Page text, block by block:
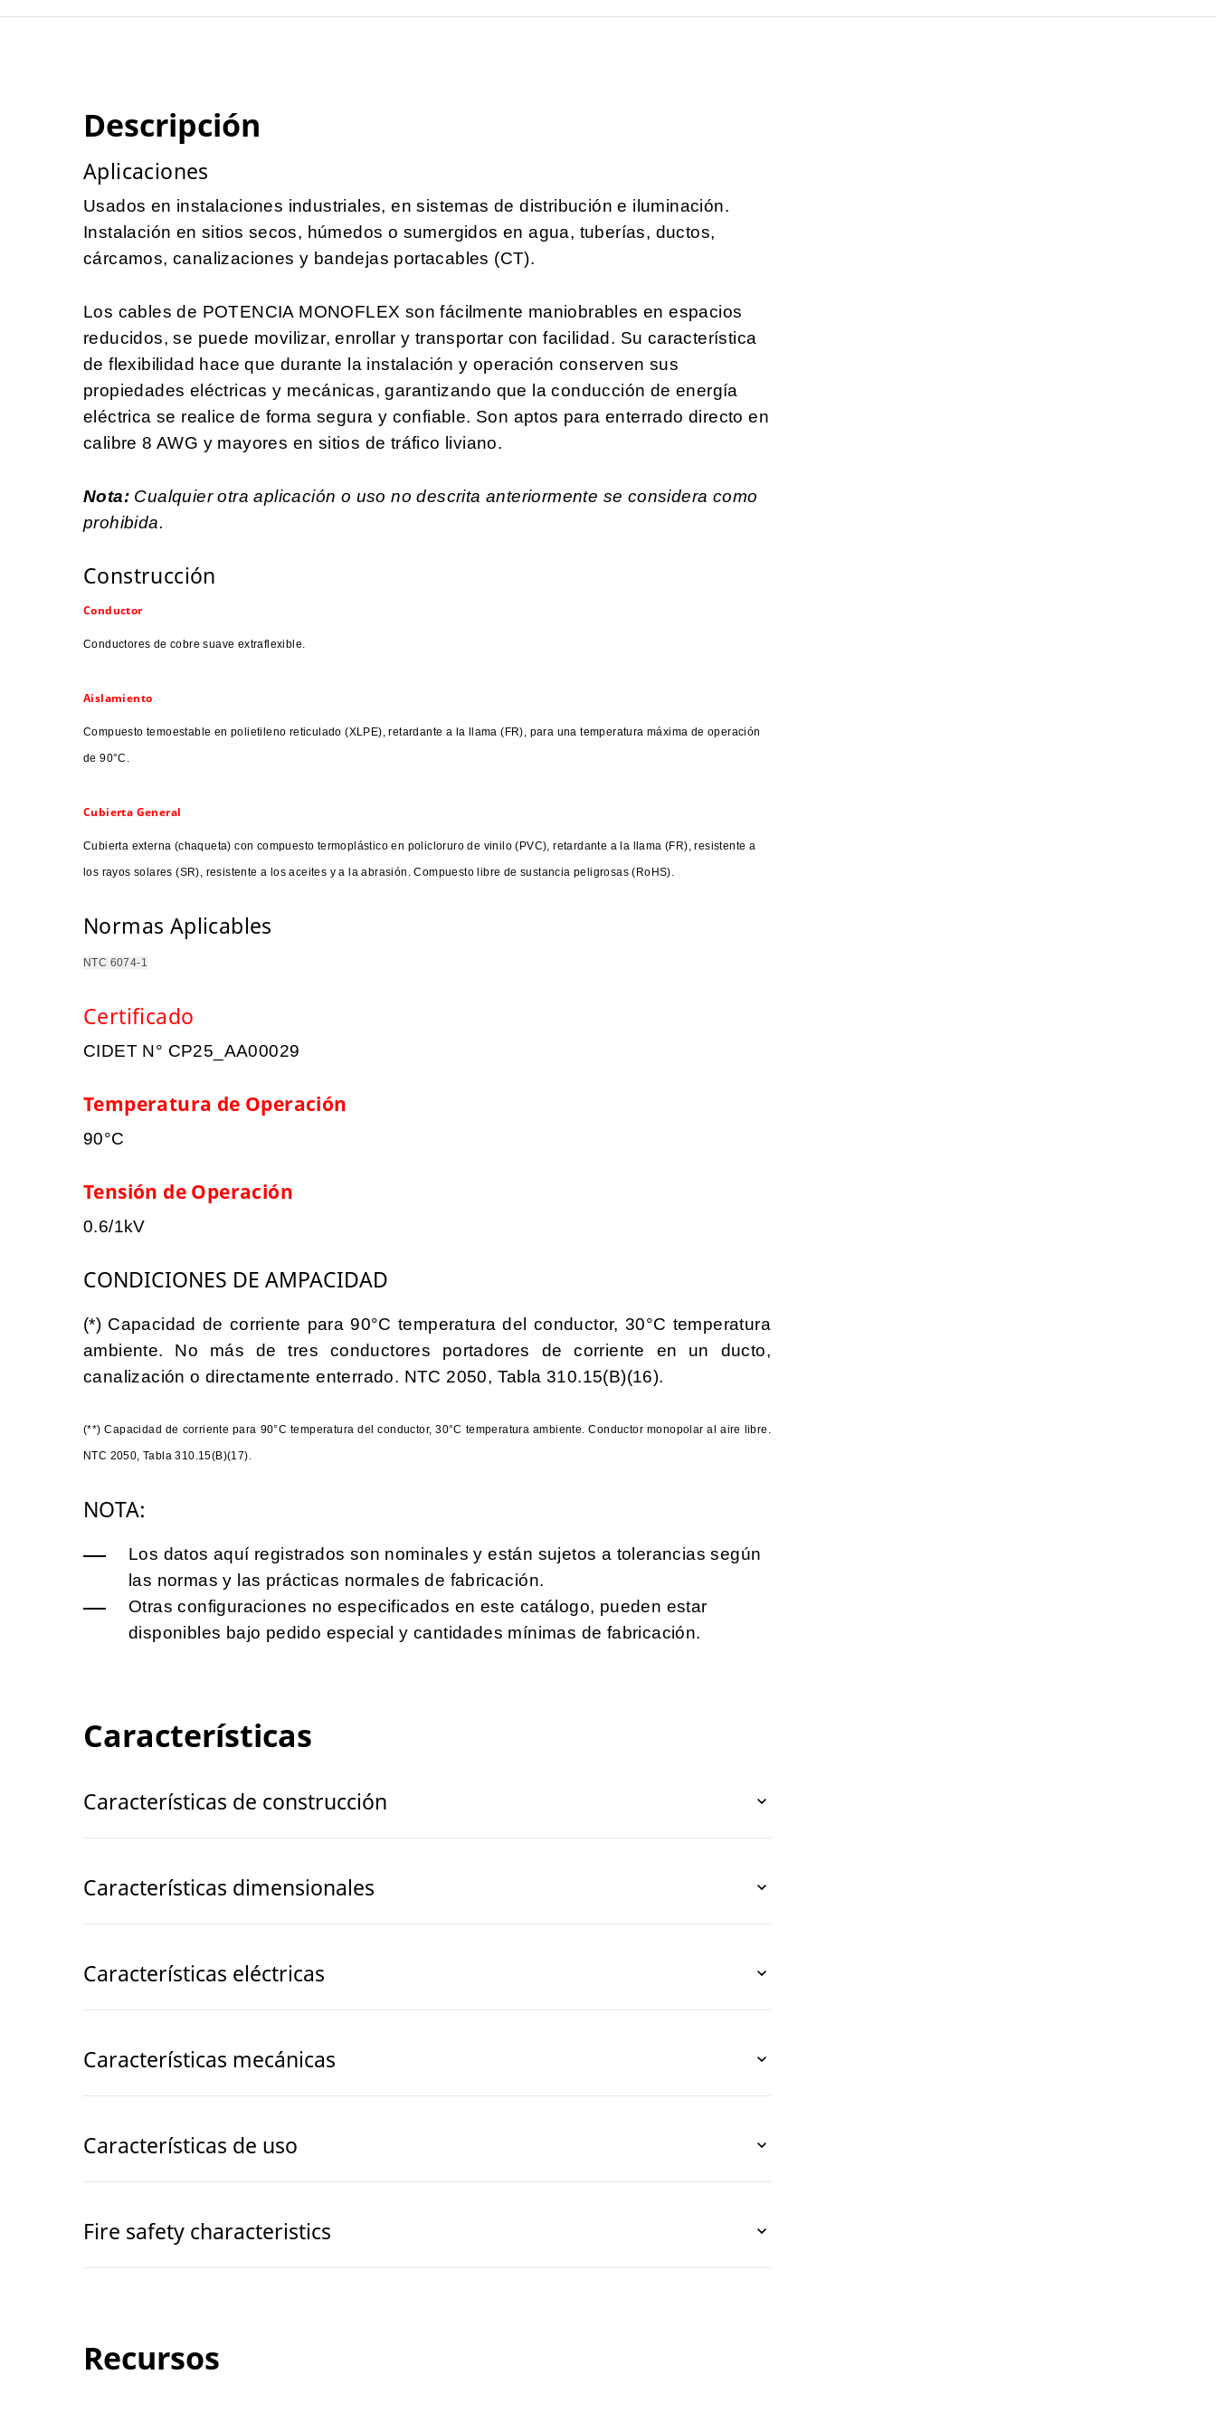
Descripción
Aplicaciones
Usados en instalaciones industriales, en sistemas de distribución e iluminación.
Instalación en sitios secos, húmedos o sumergidos en agua, tuberías, ductos,
cárcamos, canalizaciones y bandejas portacables (CT).
Los cables de POTENCIA MONOFLEX son fácilmente maniobrables en espacios
reducidos, se puede movilizar, enrollar y transportar con facilidad. Su característica
de flexibilidad hace que durante la instalación y operación conserven sus
propiedades eléctricas y mecánicas, garantizando que la conducción de energía
eléctrica se realice de forma segura y confiable. Son aptos para enterrado directo en
calibre 8 AWG y mayores en sitios de tráfico liviano.
Nota: Cualquier otra aplicación o uso no descrita anteriormente se considera como
prohibida.
Construcción
Conductor
Conductores de cobre suave extraflexible.
Aislamiento
Compuesto temoestable en polietileno reticulado (XLPE), retardante a la llama (FR), para una temperatura máxima de operación
de 90°C.
Cubierta General
Cubierta externa (chaqueta) con compuesto termoplástico en policloruro de vinilo (PVC), retardante a la llama (FR), resistente a
los rayos solares (SR), resistente a los aceites y a la abrasión. Compuesto libre de sustancia peligrosas (RoHS).
Normas Aplicables
NTC 6074-1
Certificado
CIDET N° CP25_AA00029
Temperatura de Operación
90°C
Tensión de Operación
0.6/1kV
CONDICIONES DE AMPACIDAD
(*) Capacidad de corriente para 90°C temperatura del conductor, 30°C temperatura
ambiente. No más de tres conductores portadores de corriente en un ducto,
canalización o directamente enterrado. NTC 2050, Tabla 310.15(B)(16).
(**) Capacidad de corriente para 90°C temperatura del conductor, 30°C temperatura ambiente. Conductor monopolar al aire libre.
NTC 2050, Tabla 310.15(B)(17).
NOTA:
Los datos aquí registrados son nominales y están sujetos a tolerancias según
las normas y las prácticas normales de fabricación.
Otras configuraciones no especificados en este catálogo, pueden estar
disponibles bajo pedido especial y cantidades mínimas de fabricación.
Características
Características de construcción
Características dimensionales
Características eléctricas
Características mecánicas
Características de uso
Fire safety characteristics
Recursos